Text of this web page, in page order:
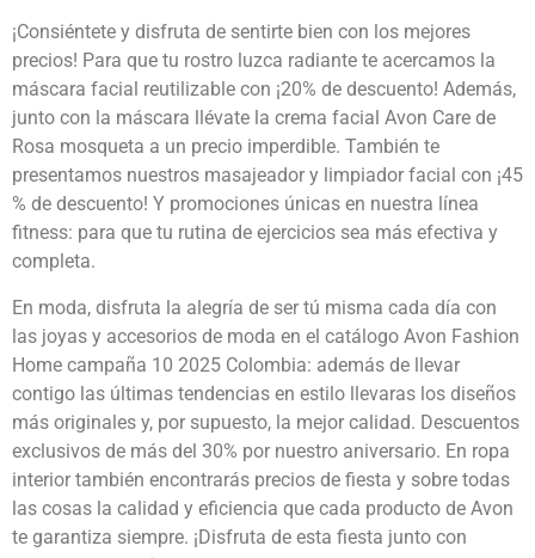
¡Consiéntete y disfruta de sentirte bien con los mejores
precios! Para que tu rostro luzca radiante te acercamos la
máscara facial reutilizable con ¡20% de descuento! Además,
junto con la máscara llévate la crema facial Avon Care de
Rosa mosqueta a un precio imperdible. También te
presentamos nuestros masajeador y limpiador facial con ¡45
% de descuento! Y promociones únicas en nuestra línea
fitness: para que tu rutina de ejercicios sea más efectiva y
completa.
En moda, disfruta la alegría de ser tú misma cada día con
las joyas y accesorios de moda en el catálogo Avon Fashion
Home campaña 10 2025 Colombia: además de llevar
contigo las últimas tendencias en estilo llevaras los diseños
más originales y, por supuesto, la mejor calidad. Descuentos
exclusivos de más del 30% por nuestro aniversario. En ropa
interior también encontrarás precios de fiesta y sobre todas
las cosas la calidad y eficiencia que cada producto de Avon
te garantiza siempre. ¡Disfruta de esta fiesta junto con